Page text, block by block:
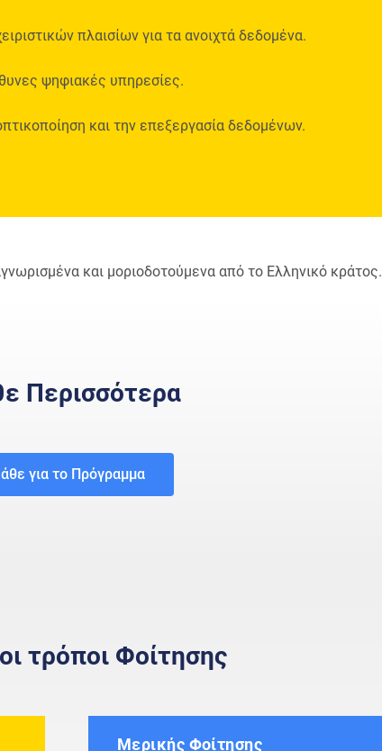
πλαισίων για τα ανοιχτά δεδομένα.
ψηφιακές υπηρεσίες.
και την επεξεργασία δεδομένων.
και μοριοδοτούμενα από το Ελληνικό κράτος.
Περισσότερα
για το Πρόγραμμα
τρόποι Φοίτησης
Μερικής Φοίτησης